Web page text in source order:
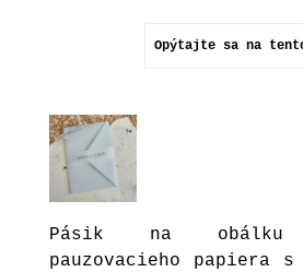
Opýtajte sa na
Pásik na obálku
pauzovacieho papiera